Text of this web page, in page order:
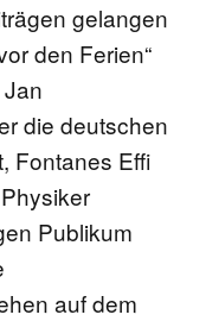
gelangen
den Ferien“
die deutschen
Fontanes Effi
Publikum
auf dem